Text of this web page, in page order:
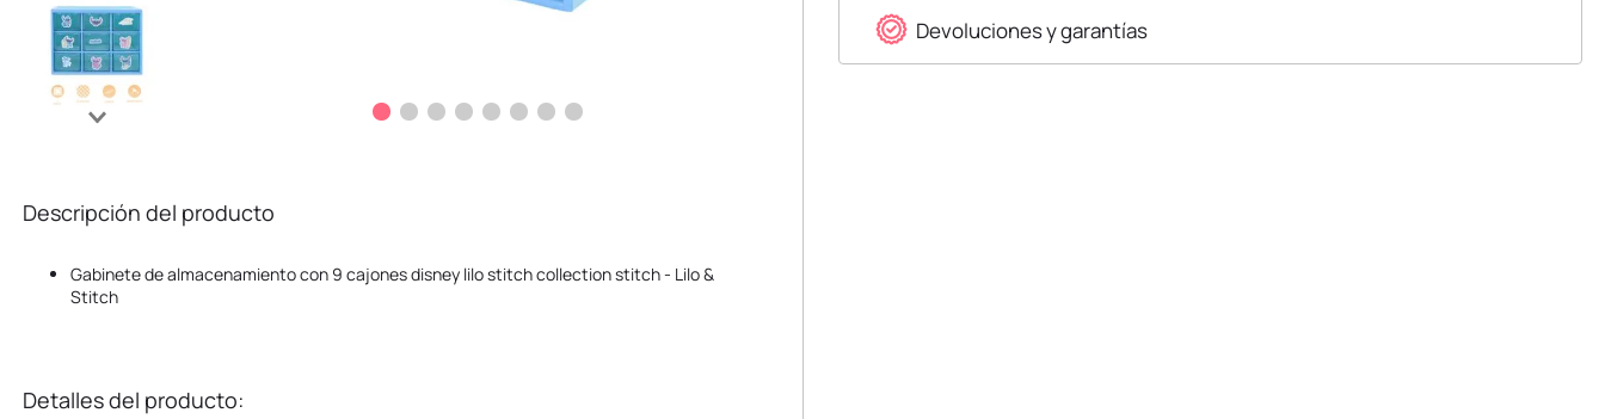
Descripción del producto
Gabinete de almacenamiento con 9 cajones disney lilo stitch collection stitch - Lilo &
Stitch
Detalles del producto:
Devoluciones y garantías